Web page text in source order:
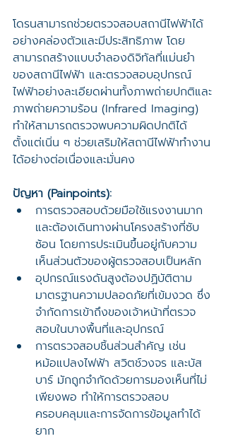
โดรนสามารถช่วยตรวจสอบสถานีไฟฟ้าได้
อย่างคล่องตัวและมีประสิทธิภาพ โดย
สามารถสร้างแบบจำลองดิจิทัลที่แม่นยำ
ของสถานีไฟฟ้า และตรวจสอบอุปกรณ์
ไฟฟ้าอย่างละเอียดผ่านทั้งภาพถ่ายปกติและ
ภาพถ่ายความร้อน (Infrared Imaging)
ทำให้สามารถตรวจพบความผิดปกติได้
ตั้งแต่เนิ่น ๆ ช่วยเสริมให้สถานีไฟฟ้าทำงาน
ได้อย่างต่อเนื่องและมั่นคง
ปัญหา (Painpoints):
การตรวจสอบด้วยมือใช้แรงงานมาก
และต้องเดินทางผ่านโครงสร้างที่ซับ
ซ้อน โดยการประเมินขึ้นอยู่กับความ
เห็นส่วนตัวของผู้ตรวจสอบเป็นหลัก
อุปกรณ์แรงดันสูงต้องปฏิบัติตาม
มาตรฐานความปลอดภัยที่เข้มงวด ซึ่ง
จำกัดการเข้าถึงของเจ้าหน้าที่ตรวจ
สอบในบางพื้นที่และอุปกรณ์
การตรวจสอบชิ้นส่วนสำคัญ เช่น
หม้อแปลงไฟฟ้า สวิตช์วงจร และบัส
บาร์ มักถูกจำกัดด้วยการมองเห็นที่ไม่
เพียงพอ ทำให้การตรวจสอบ
ครอบคลุมและการจัดการข้อมูลทำได้
ยาก